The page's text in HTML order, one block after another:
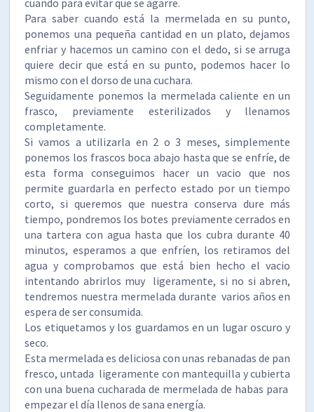
Para saber cuando está la mermelada en su punto,
ponemos una pequeña cantidad en un plato, dejamos
enfriar y hacemos un camino con el dedo, si se arruga
quiere decir que está en su punto, podemos hacer lo
mismo con el dorso de una cuchara.
Seguidamente ponemos la mermelada caliente en un
frasco, previamente esterilizados y llenamos
completamente.
Si vamos a utilizarla en 2 o 3 meses, simplemente
ponemos los frascos boca abajo hasta que se enfríe, de
esta forma conseguimos hacer un vacio que nos
permite guardarla en perfecto estado por un tiempo
corto, si queremos que nuestra conserva dure más
tiempo, pondremos los botes previamente cerrados en
una tartera con agua hasta que los cubra durante 40
minutos, esperamos a que enfríen, los retiramos del
agua y comprobamos que está bien hecho el vacio
intentando abrirlos muy ligeramente, si no si abren,
tendremos nuestra mermelada durante varios años en
espera de ser consumida.
Los etiquetamos y los guardamos en un lugar oscuro y
seco.
Esta mermelada es deliciosa con unas rebanadas de pan
fresco, untada ligeramente con mantequilla y cubierta
con una buena cucharada de mermelada de habas para
empezar el día llenos de sana energía.